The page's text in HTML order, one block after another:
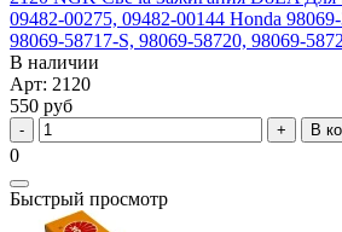
09482-00275, 09482-00144 Honda
98069-58717-S, 98069-58720, 98069-
В наличии
Арт: 2120
550 руб
В
0
Быстрый просмотр